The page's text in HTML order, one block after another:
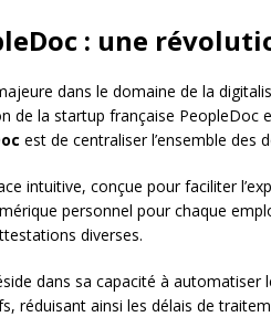
: une
dans le domaine de la
de la startup française
est de centraliser l’ensemble des
intuitive, conçue pour faciliter
personnel pour chaque
diverses.
dans sa capacité à
ainsi les délais de